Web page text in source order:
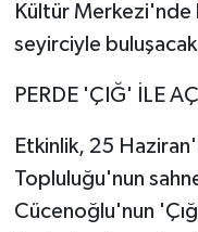
Kültür
seyirciyle
PERDE 'ÇIĞ' İLE
Etkinlik, 25
Topluluğu'nun
Cücenoğlu'nun